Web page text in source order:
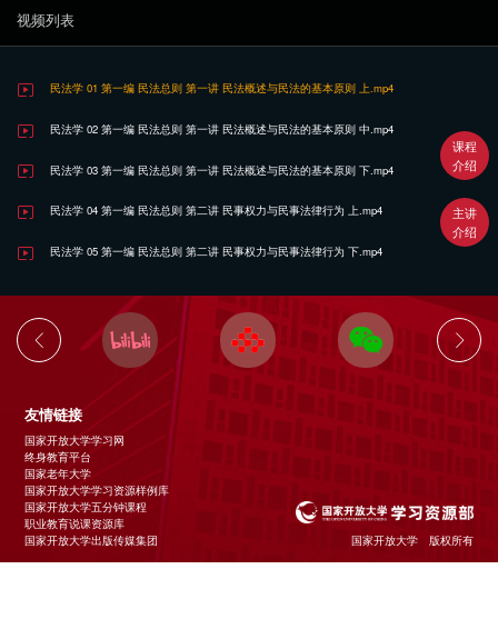
课程
介绍
主讲
介绍
视频列表
民法学 01 第一编 民法总则 第一讲 民法概述与民法的基本原则 上.mp4
民法学 02 第一编 民法总则 第一讲 民法概述与民法的基本原则 中.mp4
民法学 03 第一编 民法总则 第一讲 民法概述与民法的基本原则 下.mp4
民法学 04 第一编 民法总则 第二讲 民事权力与民事法律行为 上.mp4
民法学 05 第一编 民法总则 第二讲 民事权力与民事法律行为 下.mp4
友情链接
国家开放大学学习网
终身教育平台
国家老年大学
国家开放大学学习资源样例库
国家开放大学五分钟课程
职业教育说课资源库
国家开放大学出版传媒集团
国家开放大学 版权所有